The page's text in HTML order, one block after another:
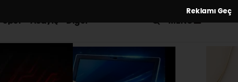
Reklamı Geç
Spor Asayiş Diğer MENÜ